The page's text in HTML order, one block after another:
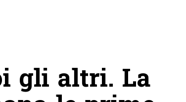
gli altri. La